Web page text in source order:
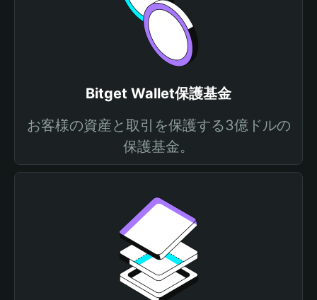
Bitget Wallet保護基金
お客様の資産と取引を保護する3億ドルの
保護基金。